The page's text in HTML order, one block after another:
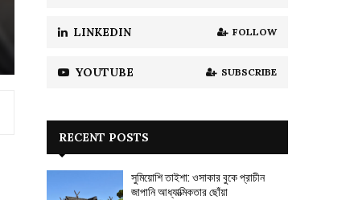
LINKEDIN FOLLOW
YOUTUBE SUBSCRIBE
RECENT POSTS
সুমিয়োশি তাইশা: ওসাকার বুকে প্রাচীন
জাপানি আধ্যাত্মিকতার ছোঁয়া